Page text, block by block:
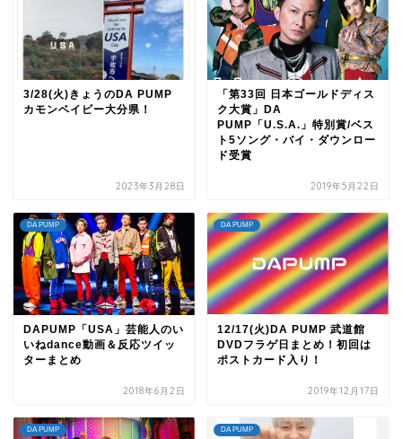
3/28(火)きょうのDA PUMP
カモンベイビー大分県！
2023年3月28日
「第33回 日本ゴールドディス
ク大賞」DA
PUMP「U.S.A.」特別賞/ベス
ト5ソング・バイ・ダウンロー
ド受賞
2019年5月22日
DA PUMP
DAPUMP「USA」芸能人のい
いねdance動画＆反応ツイッ
ターまとめ
2018年6月2日
DA PUMP
12/17(火)DA PUMP 武道館
DVDフラゲ日まとめ！初回は
ポストカード入り！
2019年12月17日
DA PUMP DA PUMP